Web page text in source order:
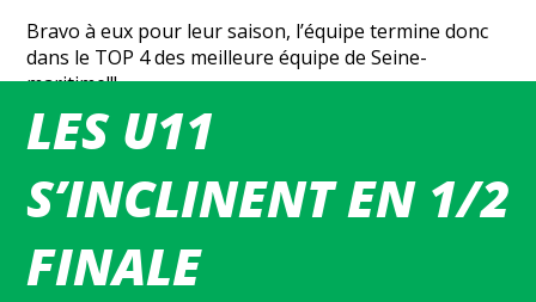
LES U11
S’INCLINENT EN 1/2
FINALE
Bravo à eux pour leur saison, l’équipe termine donc
dans le TOP 4 des meilleure équipe de Seine-
maritime!!!
MATCHS DU WEEK-END